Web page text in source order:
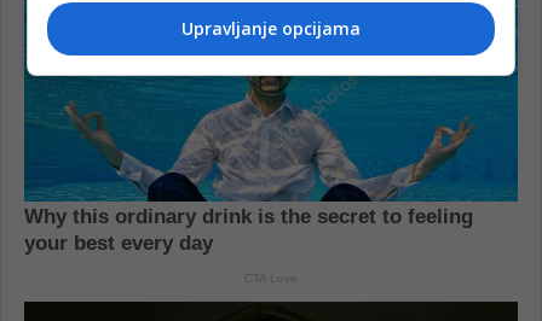
Upravljanje opcijama